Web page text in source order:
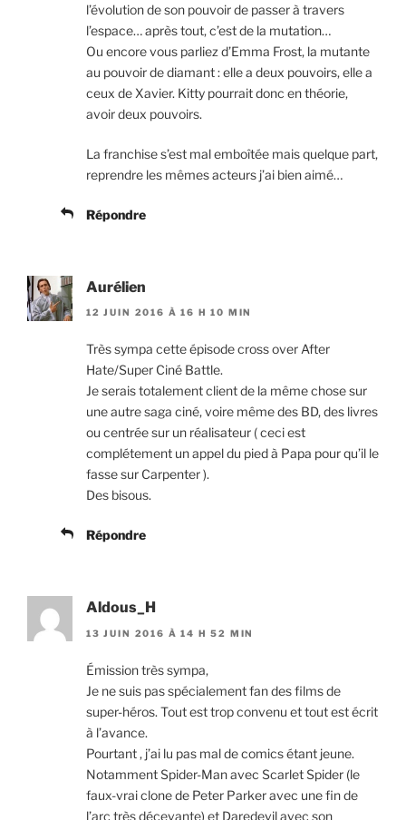
l’évolution de son pouvoir de passer à travers
l’espace… après tout, c’est de la mutation…
Ou encore vous parliez d’Emma Frost, la mutante
au pouvoir de diamant : elle a deux pouvoirs, elle a
ceux de Xavier. Kitty pourrait donc en théorie,
avoir deux pouvoirs.
La franchise s’est mal emboîtée mais quelque part,
reprendre les mêmes acteurs j’ai bien aimé…
Répondre
Aurélien
12 JUIN 2016 À 16 H 10 MIN
Très sympa cette épisode cross over After
Hate/Super Ciné Battle.
Je serais totalement client de la même chose sur
une autre saga ciné, voire même des BD, des livres
ou centrée sur un réalisateur ( ceci est
complétement un appel du pied à Papa pour qu’il le
fasse sur Carpenter ).
Des bisous.
Répondre
Aldous_H
13 JUIN 2016 À 14 H 52 MIN
Émission très sympa,
Je ne suis pas spécialement fan des films de
super-héros. Tout est trop convenu et tout est écrit
à l’avance.
Pourtant , j’ai lu pas mal de comics étant jeune.
Notamment Spider-Man avec Scarlet Spider (le
faux-vrai clone de Peter Parker avec une fin de
l’arc très décevante) et Daredevil avec son